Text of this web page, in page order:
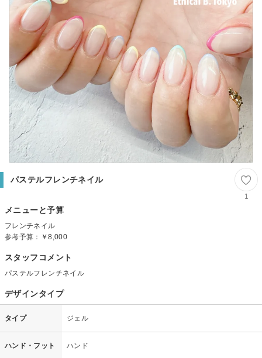
パステルフレンチネイル
1
メニューと予算
フレンチネイル
参考予算：
￥8,000
スタッフコメント
パステルフレンチネイル
デザインタイプ
タイプ ジェル
ハンド・フット ハンド